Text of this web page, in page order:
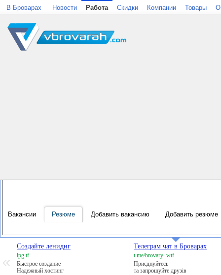
Создайте лениднг
lpg.tf
Быстрое создание
Надежный хостинг
Телеграм чат в Броварах
t.me/brovary_wtf
Приєднуйтесь
та запрошуйте друзів
В Броварах Новости Работа Скидки Компании Товары
Вакансии Резюме Добавить вакансию Добавить резюме